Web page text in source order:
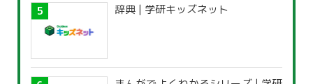
辞典 | 学研キッズネット